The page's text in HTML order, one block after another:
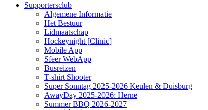
Supportersclub
Algemene Informatie
Het Bestuur
Lidmaatschap
Hockeynight [Clinic]
Mobile App
Sfeer WebApp
Busreizen
T-shirt Shooter
Super Sonntag 2025-2026 Keulen & Duisburg
AwayDay 2025-2026: Herne
Summer BBQ 2026-2027